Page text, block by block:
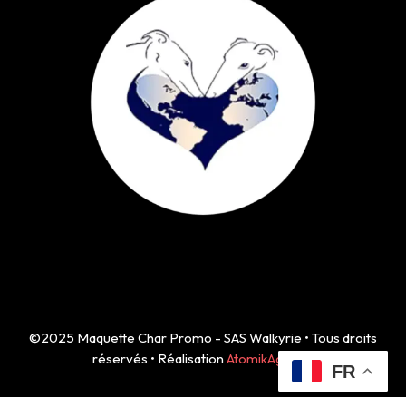
©2025 Maquette Char Promo - SAS Walkyrie • Tous droits
réservés • RéalisationAtomikAgency
FR